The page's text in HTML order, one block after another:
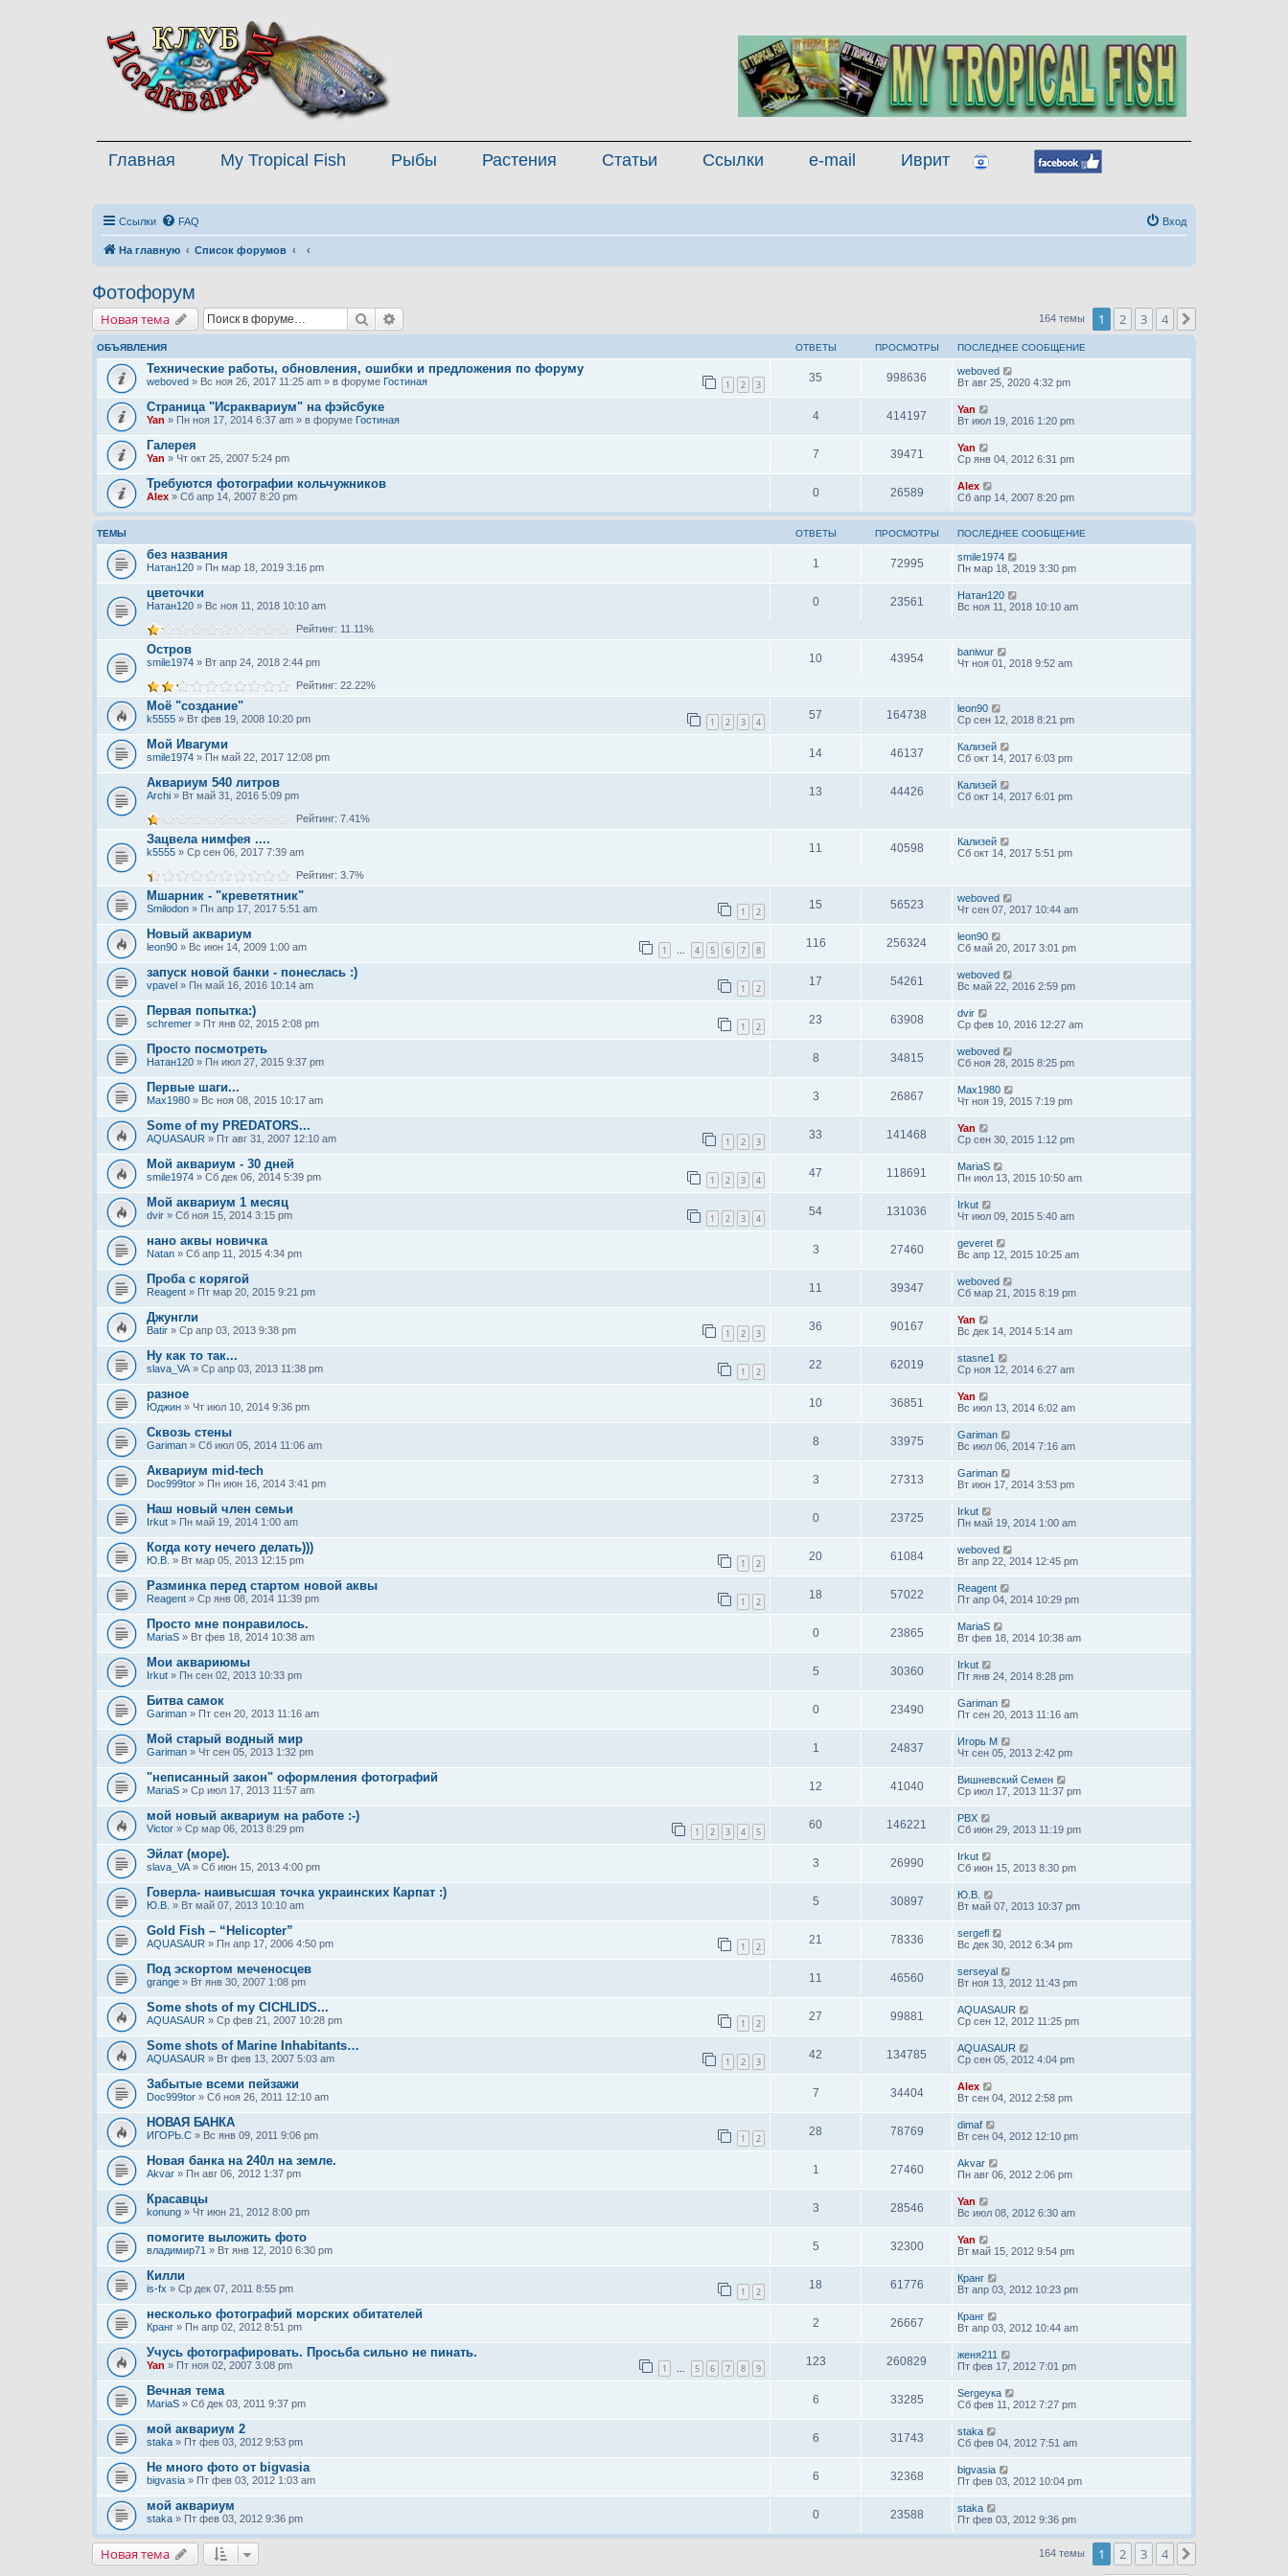
Главная My Tropical Fish Рыбы Растения Статьи Ссылки e-mail Иврит
Ссылки FAQ Вход
На главную Список форумов
Фотофорум
Новая тема Поиск 164 темы 1 2 3 4
ОБЪЯВЛЕНИЯ ОТВЕТЫ ПРОСМОТРЫ ПОСЛЕДНЕЕ СООБЩЕНИЕ
Технические работы, обновления, ошибки и предложения по форуму
weboved » Вс ноя 26, 2017 11:25 am » в форуме Гостиная 1 2 3
35 998636
weboved
Вт авг 25, 2020 4:32 pm
Страница "Исраквариум" на фэйсбуке
Yan » Пн ноя 17, 2014 6:37 am » в форуме Гостиная 4 414197
Yan
Вт июл 19, 2016 1:20 pm
Галерея
Yan » Чт окт 25, 2007 5:24 pm 7 39471
Yan
Ср янв 04, 2012 6:31 pm
Требуются фотографии кольчужников
Alex » Сб апр 14, 2007 8:20 pm 0 26589
Alex
Сб апр 14, 2007 8:20 pm
ТЕМЫ ОТВЕТЫ ПРОСМОТРЫ ПОСЛЕДНЕЕ СООБЩЕНИЕ
без названия
Натан120 » Пн мар 18, 2019 3:16 pm 1 72995
smile1974
Пн мар 18, 2019 3:30 pm
цветочки
Натан120 » Вс ноя 11, 2018 10:10 am
Рейтинг: 11.11%
0 23561
Натан120
Вс ноя 11, 2018 10:10 am
Остров
smile1974 » Вт апр 24, 2018 2:44 pm
Рейтинг: 22.22%
10 43954
baniwur
Чт ноя 01, 2018 9:52 am
Моё "создание"
k5555 » Вт фев 19, 2008 10:20 pm 1 2 3 4
57 164738
leon90
Ср сен 12, 2018 8:21 pm
Мой Ивагуми
smile1974 » Пн май 22, 2017 12:08 pm 14 46137
Кализей
Сб окт 14, 2017 6:03 pm
Аквариум 540 литров
Archi » Вт май 31, 2016 5:09 pm
Рейтинг: 7.41%
13 44426
Кализей
Сб окт 14, 2017 6:01 pm
Зацвела нимфея ....
k5555 » Ср сен 06, 2017 7:39 am
Рейтинг: 3.7%
11 40598
Кализей
Сб окт 14, 2017 5:51 pm
Мшарник - "креветятник"
Smilodon » Пн апр 17, 2017 5:51 am 1 2
15 56523
weboved
Чт сен 07, 2017 10:44 am
Новый аквариум
leon90 » Вс июн 14, 2009 1:00 am 1 … 4 5 6 7 8
116 256324
leon90
Сб май 20, 2017 3:01 pm
запуск новой банки - понеслась :)
vpavel » Пн май 16, 2016 10:14 am 1 2
17 54261
weboved
Вс май 22, 2016 2:59 pm
Первая попытка:)
schremer » Пт янв 02, 2015 2:08 pm 1 2
23 63908
dvir
Ср фев 10, 2016 12:27 am
Просто посмотреть
Натан120 » Пн июл 27, 2015 9:37 pm 8 34815
weboved
Сб ноя 28, 2015 8:25 pm
Первые шаги...
Max1980 » Вс ноя 08, 2015 10:17 am 3 26867
Max1980
Чт ноя 19, 2015 7:19 pm
Some of my PREDATORS...
AQUASAUR » Пт авг 31, 2007 12:10 am 1 2 3
33 141468
Yan
Ср сен 30, 2015 1:12 pm
Мой аквариум - 30 дней
smile1974 » Сб дек 06, 2014 5:39 pm 1 2 3 4
47 118691
MariaS
Пн июл 13, 2015 10:50 am
Мой аквариум 1 месяц
dvir » Сб ноя 15, 2014 3:15 pm 1 2 3 4
54 131036
Irkut
Чт июл 09, 2015 5:40 am
нано аквы новичка
Natan » Сб апр 11, 2015 4:34 pm 3 27460
geveret
Вс апр 12, 2015 10:25 am
Проба с корягой
Reagent » Пт мар 20, 2015 9:21 pm 11 39347
weboved
Сб мар 21, 2015 8:19 pm
Джунгли
Batir » Ср апр 03, 2013 9:38 pm 1 2 3
36 90167
Yan
Вс дек 14, 2014 5:14 am
Ну как то так...
slava_VA » Ср апр 03, 2013 11:38 pm 1 2
22 62019
stasne1
Ср ноя 12, 2014 6:27 am
разное
Юджин » Чт июл 10, 2014 9:36 pm 10 36851
Yan
Вс июл 13, 2014 6:02 am
Сквозь стены
Gariman » Сб июл 05, 2014 11:06 am 8 33975
Gariman
Вс июл 06, 2014 7:16 am
Аквариум mid-tech
Doc999tor » Пн июн 16, 2014 3:41 pm 3 27313
Gariman
Вт июн 17, 2014 3:53 pm
Наш новый член семьи
Irkut » Пн май 19, 2014 1:00 am 0 23725
Irkut
Пн май 19, 2014 1:00 am
Когда коту нечего делать)))
Ю.В. » Вт мар 05, 2013 12:15 pm 1 2
20 61084
weboved
Вт апр 22, 2014 12:45 pm
Разминка перед стартом новой аквы
Reagent » Ср янв 08, 2014 11:39 pm 1 2
18 57022
Reagent
Пт апр 04, 2014 10:29 pm
Просто мне понравилось.
MariaS » Вт фев 18, 2014 10:38 am 0 23865
MariaS
Вт фев 18, 2014 10:38 am
Мои аквариюмы
Irkut » Пн сен 02, 2013 10:33 pm 5 30360
Irkut
Пт янв 24, 2014 8:28 pm
Битва самок
Gariman » Пт сен 20, 2013 11:16 am 0 23490
Gariman
Пт сен 20, 2013 11:16 am
Мой старый водный мир
Gariman » Чт сен 05, 2013 1:32 pm 1 24837
Игорь М
Чт сен 05, 2013 2:42 pm
"неписанный закон" оформления фотографий
MariaS » Ср июл 17, 2013 11:57 am 12 41040
Вишневский Семен
Ср июл 17, 2013 11:37 pm
мой новый аквариум на работе :-)
Victor » Ср мар 06, 2013 8:29 pm 1 2 3 4 5
60 146221
PBX
Сб июн 29, 2013 11:19 pm
Эйлат (море).
slava_VA » Сб июн 15, 2013 4:00 pm 3 26990
Irkut
Сб июн 15, 2013 8:30 pm
Говерла- наивысшая точка украинских Карпат :)
Ю.В. » Вт май 07, 2013 10:10 am 5 30897
Ю.В.
Вт май 07, 2013 10:37 pm
Gold Fish – “Helicopter”
AQUASAUR » Пн апр 17, 2006 4:50 pm 1 2
21 78336
sergefl
Вс дек 30, 2012 6:34 pm
Под эскортом меченосцев
grange » Вт янв 30, 2007 1:08 pm 11 46560
serseyal
Вт ноя 13, 2012 11:43 pm
Some shots of my CICHLIDS...
AQUASAUR » Ср фев 21, 2007 10:28 pm 1 2
27 99881
AQUASAUR
Ср сен 12, 2012 11:25 pm
Some shots of Marine Inhabitants…
AQUASAUR » Вт фев 13, 2007 5:03 am 1 2 3
42 134785
AQUASAUR
Ср сен 05, 2012 4:04 pm
Забытые всеми пейзажи
Doc999tor » Сб ноя 26, 2011 12:10 am 7 34404
Alex
Вт сен 04, 2012 2:58 pm
НОВАЯ БАНКА
ИГОРЬ.C » Вс янв 09, 2011 9:06 pm 1 2
28 78769
dimaf
Вт сен 04, 2012 12:10 pm
Новая банка на 240л на земле.
Akvar » Пн авг 06, 2012 1:37 pm 1 27460
Akvar
Пн авг 06, 2012 2:06 pm
Красавцы
konung » Чт июн 21, 2012 8:00 pm 3 28546
Yan
Вс июл 08, 2012 6:30 am
помогите выложить фото
владимир71 » Вт янв 12, 2010 6:30 pm 5 32300
Yan
Вт май 15, 2012 9:54 pm
Килли
is-fx » Ср дек 07, 2011 8:55 pm 1 2
18 61776
Кранг
Вт апр 03, 2012 10:23 pm
несколько фотографий морских обитателей
Кранг » Пн апр 02, 2012 8:51 pm 2 26667
Кранг
Вт апр 03, 2012 10:44 am
Учусь фотографировать. Просьба сильно не пинать.
Yan » Пт ноя 02, 2007 3:08 pm 1 … 5 6 7 8 9
123 260829
женя211
Пт фев 17, 2012 7:01 pm
Вечная тема
MariaS » Сб дек 03, 2011 9:37 pm 6 33285
Sergeyка
Сб фев 11, 2012 7:27 pm
мой аквариум 2
staka » Пт фев 03, 2012 9:53 pm 6 31743
staka
Сб фев 04, 2012 7:51 am
Не много фото от bigvasia
bigvasia » Пт фев 03, 2012 1:03 am 6 32368
bigvasia
Пт фев 03, 2012 10:04 pm
мой аквариум
staka » Пт фев 03, 2012 9:36 pm 0 23588
staka
Пт фев 03, 2012 9:36 pm
Новая тема 164 темы 1 2 3 4